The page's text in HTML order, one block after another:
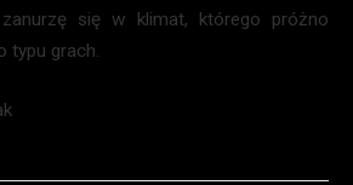
się w klimat, którego próżno
typu grach.